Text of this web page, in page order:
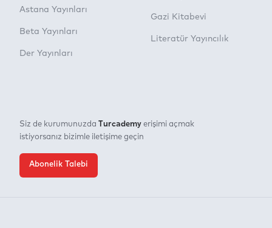
Astana Yayınları
Beta Yayınları
Der Yayınları
Gazi Kitabevi
Literatür Yayıncılık
Siz de kurumunuzda Turcademy erişimi açmak
istiyorsanız bizimle iletişime geçin
Abonelik Talebi